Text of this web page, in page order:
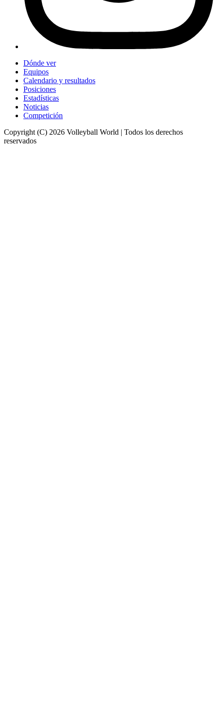
Dónde ver
Equipos
Calendario y resultados
Posiciones
Estadísticas
Noticias
Competición
Copyright (C) 2026 Volleyball World | Todos los derechos
reservados